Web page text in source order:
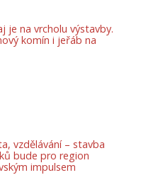
je na vrcholu výstavby.
komín i jeřáb na
vzdělávání – stavba
bude pro region
impulsem